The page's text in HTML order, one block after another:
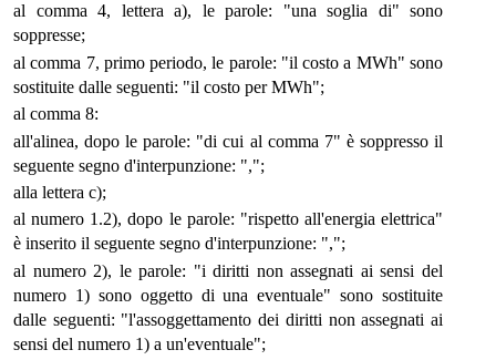
al comma 4, lettera a), le parole: "una soglia di" sono
soppresse;
al comma 7, primo periodo, le parole: "il costo a MWh" sono
sostituite dalle seguenti: "il costo per MWh";
al comma 8:
all'alinea, dopo le parole: "di cui al comma 7" è soppresso il
seguente segno d'interpunzione: ",";
alla lettera c);
al numero 1.2), dopo le parole: "rispetto all'energia elettrica"
è inserito il seguente segno d'interpunzione: ",";
al numero 2), le parole: "i diritti non assegnati ai sensi del
numero 1) sono oggetto di una eventuale" sono sostituite
dalle seguenti: "l'assoggettamento dei diritti non assegnati ai
sensi del numero 1) a un'eventuale";